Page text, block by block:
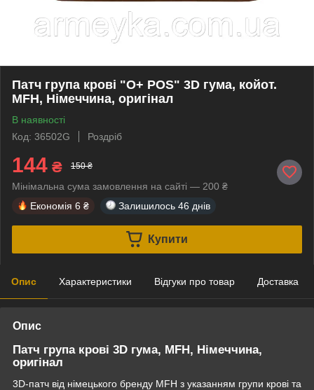
Патч група крові "O+ POS" 3D гума, койот.
MFH, Німеччина, оригінал
В наявності
Код: 36502G
Роздріб
144 ₴ 150 ₴
Мінімальна сума замовлення на сайті — 200 ₴
Економія 6 ₴ Залишилось 46 днів
Купити
Опис Характеристики Відгуки про товар Доставка
Опис
Патч група крові 3D гума, MFH, Німеччина,
оригінал
3D-патч від німецького бренду MFH з указанням групи крові та